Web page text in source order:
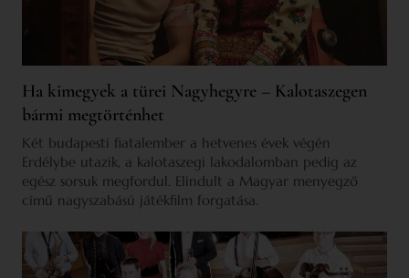
Ha kimegyek a türei Nagyhegyre – Kalotaszegen
bármi megtörténhet
Két budapesti fiatalember a hetvenes évek végén
Erdélybe utazik, a kalotaszegi lakodalomban pedig az
egész sorsuk megfordul. Elindult a Magyar menyegző
című nagyszabású játékfilm forgatása.